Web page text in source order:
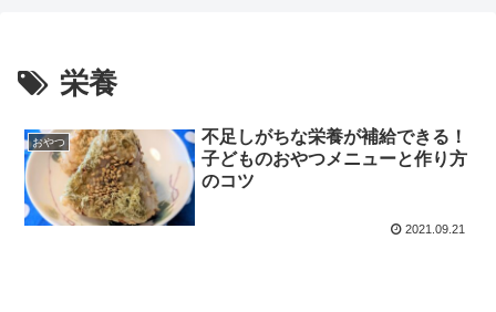
栄養
おやつ
不足しがちな栄養が補給できる！
子どものおやつメニューと作り方
のコツ
2021.09.21